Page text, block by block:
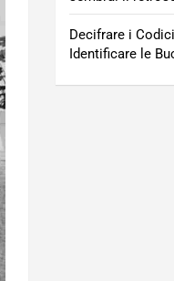
Decifrare i
Identificare le